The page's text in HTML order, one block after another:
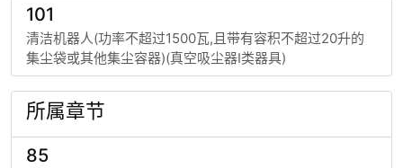
101
清洁机器人(功率不超过1500瓦,且带有容积不超过20升的
集尘袋或其他集尘容器)(真空吸尘器I类器具)
所属章节
85